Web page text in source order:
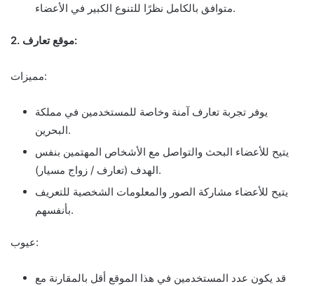
متوافق بالكامل نظرًا للتنوع الكبير في الأعضاء.
2. موقع تعارف:
مميزات:
يوفر تجربة تعارف آمنة وخاصة للمستخدمين في مملكة
البحرين.
يتيح للأعضاء البحث والتواصل مع الأشخاص المهتمين بنفس
الهدف (تعارف / زواج مسيار).
يتيح للأعضاء مشاركة الصور والمعلومات الشخصية للتعريف
بأنفسهم.
عيوب:
قد يكون عدد المستخدمين في هذا الموقع أقل بالمقارنة مع